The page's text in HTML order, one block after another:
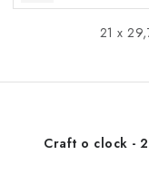
21 x
Craft o clock -